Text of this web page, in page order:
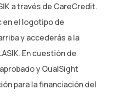
a través de CareCredit.
en el logotipo de
y accederás a la
En cuestión de
y QualSight
para la financiación del